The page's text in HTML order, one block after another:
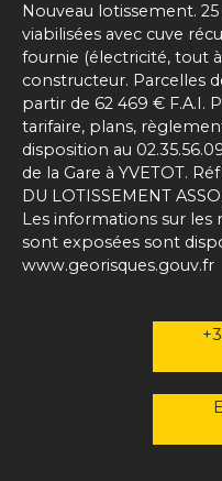
Nouveau lotissement.
viabilisées avec cuve
fournie (électricité, tout
constructeur. Parcelles
partir de 62 469 € F.A.I.
tarifaire, plans,
disposition au
de la Gare à YVETOT.
DU LOTISSEMENT
Les informations sur les
sont exposées sont
www.georisques.gouv.fr